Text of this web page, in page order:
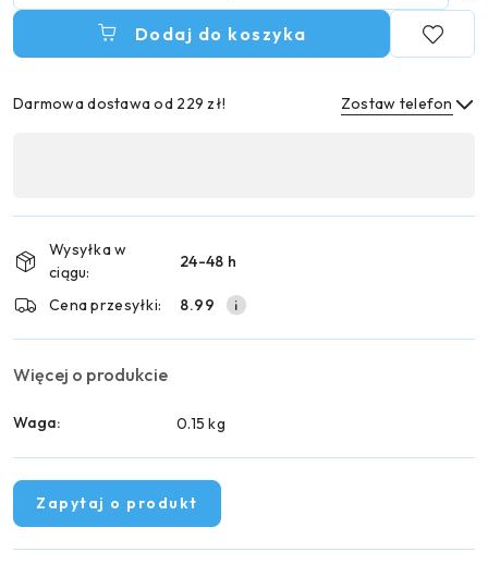
Dodaj do koszyka
Darmowa dostawa od 229 zł! Zostaw telefon
płatność
dostawa
Wysyłka w
ciągu:
24-48 h
Cena przesyłki: 8.99
Więcej o produkcie
Waga: 0.15 kg
Zapytaj o produkt